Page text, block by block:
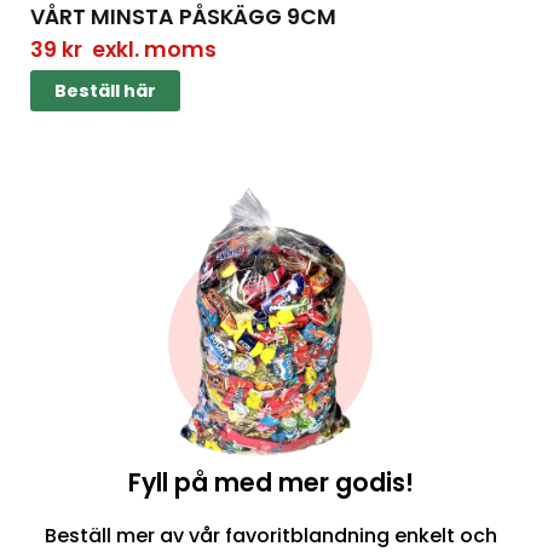
VÅRT MINSTA PÅSKÄGG 9CM
39 krexkl. moms
Beställ här
Fyll på med mer godis!
Beställ mer av vår favoritblandning enkelt och